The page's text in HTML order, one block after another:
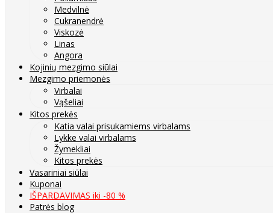
Medvilnė
Cukranendrė
Viskozė
Linas
Angora
Kojinių mezgimo siūlai
Mezgimo priemonės
Virbalai
Vąšeliai
Kitos prekės
Katia valai prisukamiems virbalams
Lykke valai virbalams
Žymekliai
Kitos prekės
Vasariniai siūlai
Kuponai
IŠPARDAVIMAS iki -80 %
Patrės blog